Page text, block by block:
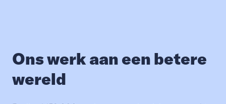
Ons werk aan een betere
wereld